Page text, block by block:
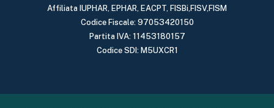
Affiliata IUPHAR, EPHAR, EACPT, FISBi,FISV,FISM
Codice Fiscale: 97053420150
Partita IVA: 11453180157
Codice SDI: M5UXCR1